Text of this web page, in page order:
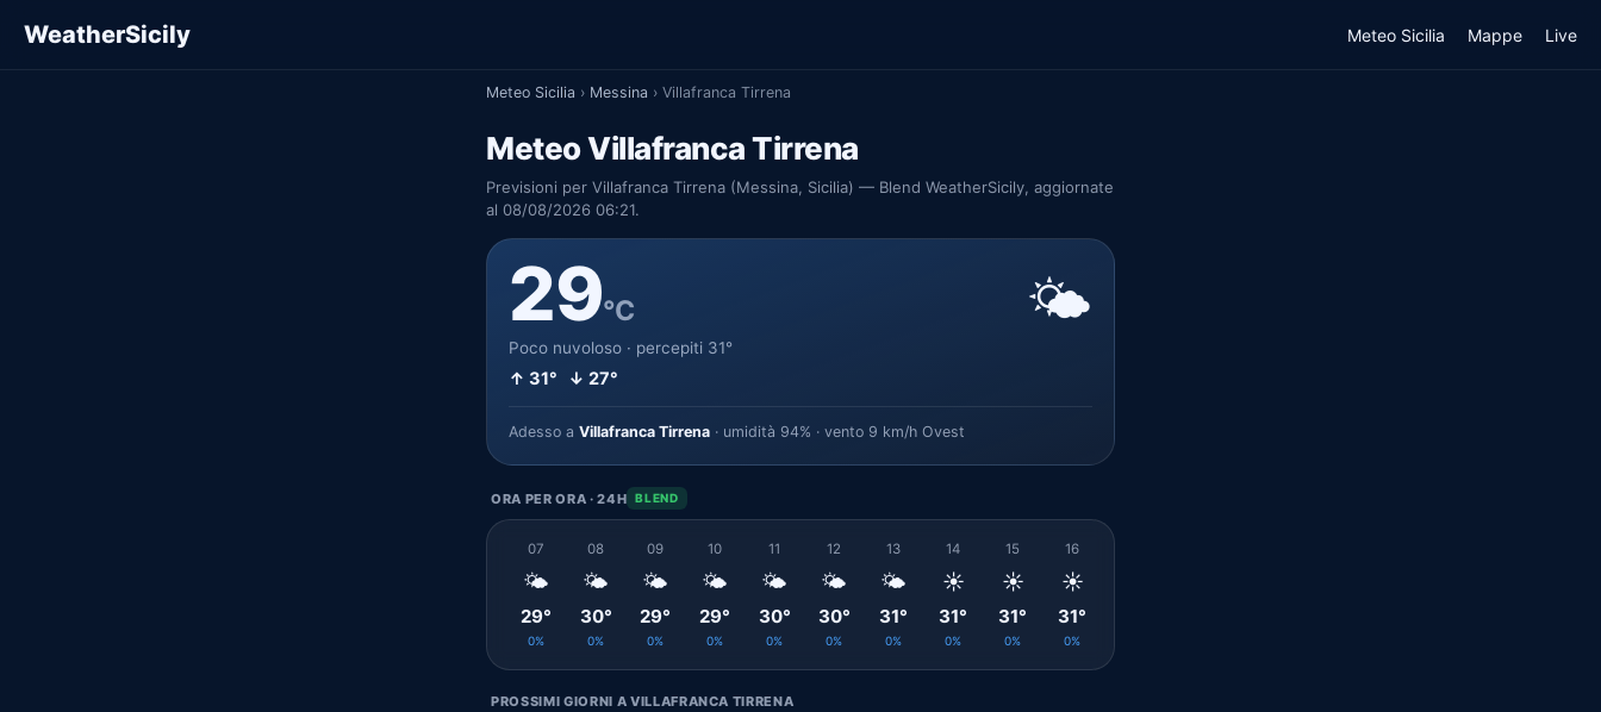
WeatherSicily Meteo Sicilia Mappe Live
Meteo Sicilia › Messina › Villafranca Tirrena
Meteo Villafranca Tirrena
Previsioni per Villafranca Tirrena (Messina, Sicilia) — Blend WeatherSicily, aggiornate
al 08/08/2026 06:21.
29°C
Poco nuvoloso · percepiti 31°
↑ 31° ↓ 27°
🌤️
Adesso a Villafranca Tirrena · umidità 94% · vento 9 km/h Ovest
ORA PER ORA · 24H BLEND
07
🌤️
29°
0%
08
🌤️
30°
0%
09
🌤️
29°
0%
10
🌤️
29°
0%
11
🌤️
30°
0%
12
🌤️
30°
0%
13
🌤️
31°
0%
14
☀️
31°
0%
15
☀️
31°
0%
16
☀️
31°
0%
PROSSIMI GIORNI A VILLAFRANCA TIRRENA